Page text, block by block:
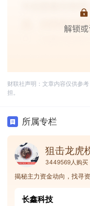
财联社声明：文章内容仅供参
担。
所属专栏
狙击龙虎
3449569人购买
揭秘主力资金动向，找寻
长鑫科技